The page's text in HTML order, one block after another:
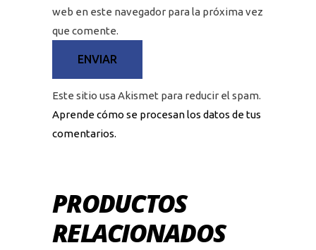
web en este navegador para la próxima vez
que comente.
Este sitio usa Akismet para reducir el spam.
Aprende cómo se procesan los datos de tus
comentarios.
PRODUCTOS
RELACIONADOS